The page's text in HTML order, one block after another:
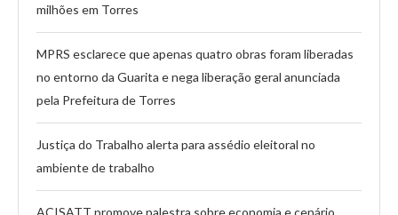
milhões em Torres
MPRS esclarece que apenas quatro obras foram liberadas
no entorno da Guarita e nega liberação geral anunciada
pela Prefeitura de Torres
Justiça do Trabalho alerta para assédio eleitoral no
ambiente de trabalho
ACISATT promove palestra sobre economia e cenário